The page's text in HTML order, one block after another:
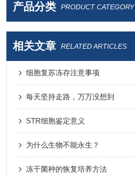
产品分类 PRODUCT CATEGORY
相关文章 RELATED ARTICLES
细胞复苏冻存注意事项
每天坚持走路，万万没想到
STR细胞鉴定意义
为什么生物不能永生？
冻干菌种的恢复培养方法